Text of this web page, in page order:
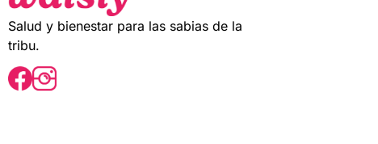
Salud y bienestar para las sabias de la
tribu.